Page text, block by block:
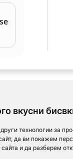
вкусни
технологии за
да ви покажем
и да разберем